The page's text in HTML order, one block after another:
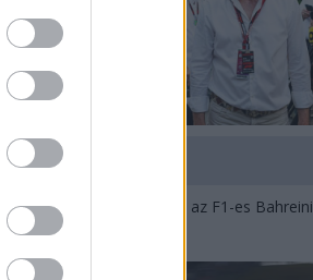
2 napja
Megvan, mikor kezdődik az F1-es Bahreini
Nagydíj Malajziában